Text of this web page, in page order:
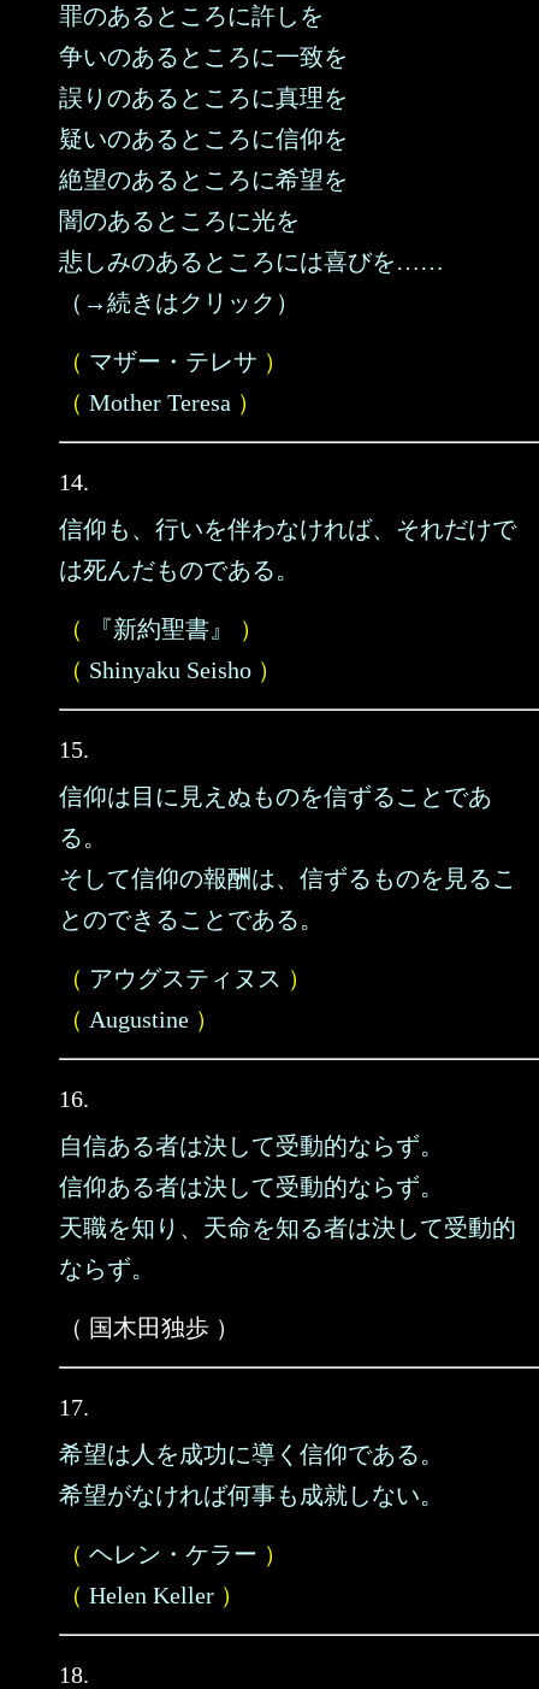
罪のあるところに許しを
争いのあるところに一致を
誤りのあるところに真理を
疑いのあるところに信仰を
絶望のあるところに希望を
闇のあるところに光を
悲しみのあるところには喜びを……
（→続きはクリック）
（ マザー・テレサ ）
（ Mother Teresa ）
14.
信仰も、行いを伴わなければ、それだけで
は死んだものである。
（ 『新約聖書』
）
（ Shinyaku Seisho ）
15.
信仰は目に見えぬものを信ずることであ
る。
そして信仰の報酬は、信ずるものを見るこ
とのできることである。
（ アウグスティヌス ）
（ Augustine ）
16.
自信ある者は決して受動的ならず。
信仰ある者は決して受動的ならず。
天職を知り、天命を知る者は決して受動的
ならず。
（ 国木田独歩 ）
17.
希望は人を成功に導く信仰である。
希望がなければ何事も成就しない。
（ ヘレン・ケラー ）
（ Helen Keller ）
18.